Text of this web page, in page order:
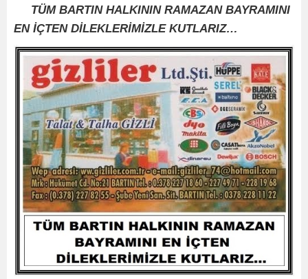
TÜM BARTIN HALKININ RAMAZAN BAYRAMINI
EN İÇTEN DİLEKLERİMİZLE KUTLARIZ…